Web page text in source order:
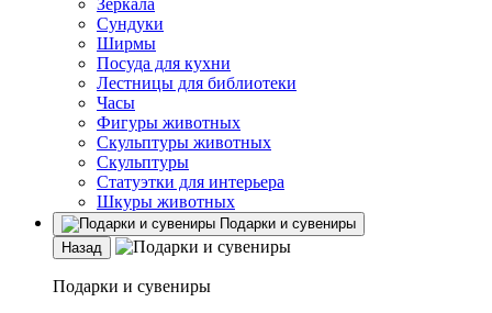
Зеркала
Сундуки
Ширмы
Посуда для кухни
Лестницы для библиотеки
Часы
Фигуры животных
Скульптуры животных
Скульптуры
Статуэтки для интерьера
Шкуры животных
Подарки и сувениры
Назад
Подарки и сувениры